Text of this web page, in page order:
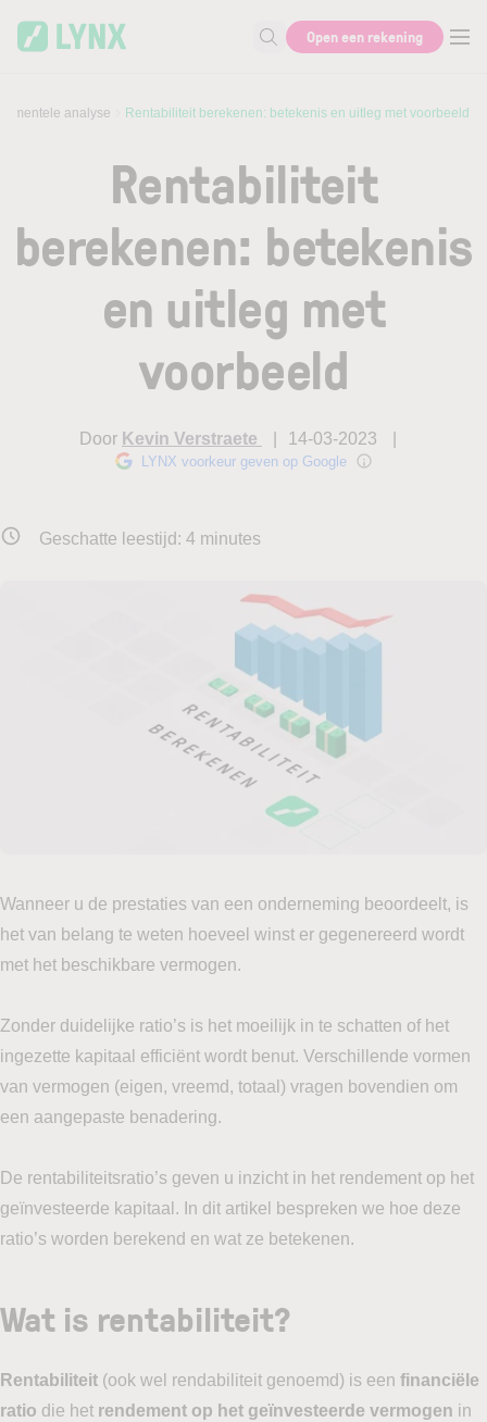
Zoek naar informatie
Open een rekening
analyse Rentabiliteit berekenen: betekenis en uitleg met voorbeeld
Rentabiliteit
berekenen: betekenis
en uitleg met
voorbeeld
Door Kevin Verstraete 14-03-2023
LYNX voorkeur geven op Google
Geschatte leestijd: 4 minutes
Wanneer u de prestaties van een onderneming beoordeelt, is
het van belang te weten hoeveel winst er gegenereerd wordt
met het beschikbare vermogen.
Zonder duidelijke ratio’s is het moeilijk in te schatten of het
ingezette kapitaal efficiënt wordt benut. Verschillende vormen
van vermogen (eigen, vreemd, totaal) vragen bovendien om
een aangepaste benadering.
De rentabiliteitsratio’s geven u inzicht in het rendement op het
geïnvesteerde kapitaal. In dit artikel bespreken we hoe deze
ratio’s worden berekend en wat ze betekenen.
Wat is rentabiliteit?
Rentabiliteit (ook wel rendabiliteit genoemd) is een financiële
ratio die het rendement op het geïnvesteerde vermogen in